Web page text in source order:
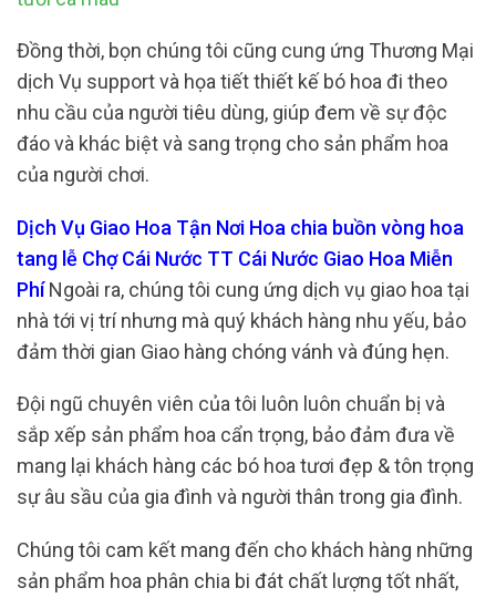
Đồng thời, bọn chúng tôi cũng cung ứng Thương Mại
dịch Vụ support và họa tiết thiết kế bó hoa đi theo
nhu cầu của người tiêu dùng, giúp đem về sự độc
đáo và khác biệt và sang trọng cho sản phẩm hoa
của người chơi.
Dịch Vụ Giao Hoa Tận Nơi Hoa chia buồn vòng hoa
tang lễ Chợ Cái Nước TT Cái Nước Giao Hoa Miễn
PhíNgoài ra, chúng tôi cung ứng dịch vụ giao hoa tại
nhà tới vị trí nhưng mà quý khách hàng nhu yếu, bảo
đảm thời gian Giao hàng chóng vánh và đúng hẹn.
Đội ngũ chuyên viên của tôi luôn luôn chuẩn bị và
sắp xếp sản phẩm hoa cẩn trọng, bảo đảm đưa về
mang lại khách hàng các bó hoa tươi đẹp & tôn trọng
sự âu sầu của gia đình và người thân trong gia đình.
Chúng tôi cam kết mang đến cho khách hàng những
sản phẩm hoa phân chia bi đát chất lượng tốt nhất,